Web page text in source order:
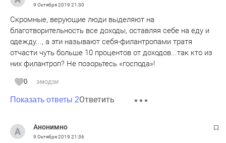
9 Октября 2019 21:30
Скромные, верующие люди выделяют на
благотворительность все доходы, оставляя себе на еду и
одежду..., а эти называют себя-филантропами тратя
отчасти чуть больше 10 процентов от доходов...так кто из
них филантроп? Не позорьтесь «господа»!
0 эмодзи
Показать ответы 2Ответить
Анонимно
9 Октября 2019 21:36